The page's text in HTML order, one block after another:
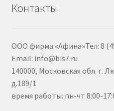
Контакты
ООО фирма «Афина»Тел: 8
Email: info@bis7.ru
140000, Московская обл. г.
д.189/1
время работы: пн-чт 8:00-